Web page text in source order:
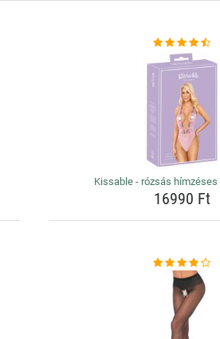
Kissable - rózsás hímzéses
16990 Ft